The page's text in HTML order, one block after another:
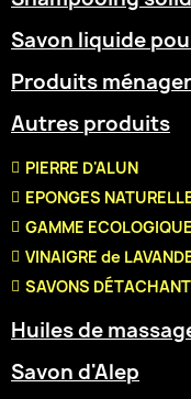
Savon liquide
Produits
Autres produits
PIERRE D'ALUN
EPONGES
GAMME
VINAIGRE de
SAVONS DÉTACHANT
Huiles de
Savon d'Alep